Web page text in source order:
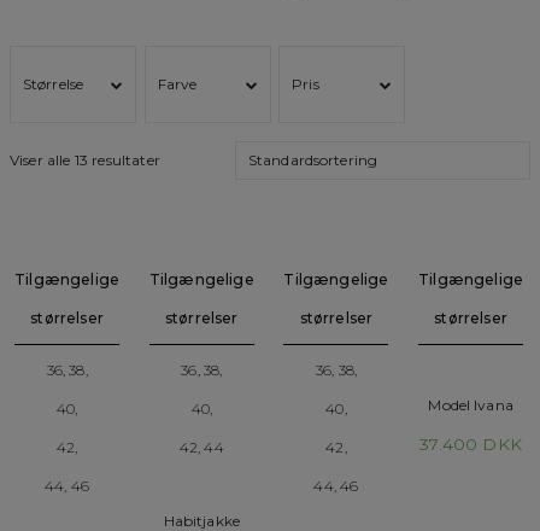
Størrelse Farve Pris
Viser alle 13 resultater
Tilgængelige
størrelser
36, 38,
40,
42,
44, 46
Tilgængelige
størrelser
36, 38,
40,
42, 44
Habitjakke
Tilgængelige
størrelser
36, 38,
40,
42,
44, 46
Tilgængelige
størrelser
Model Ivana
37.400 DKK